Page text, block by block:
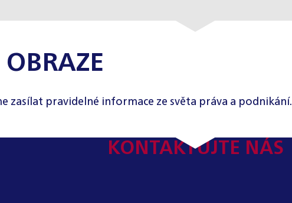
OBRAZE
zasílat pravidelné informace ze světa práva a podnikání.
KONTAKTUJTE NÁS